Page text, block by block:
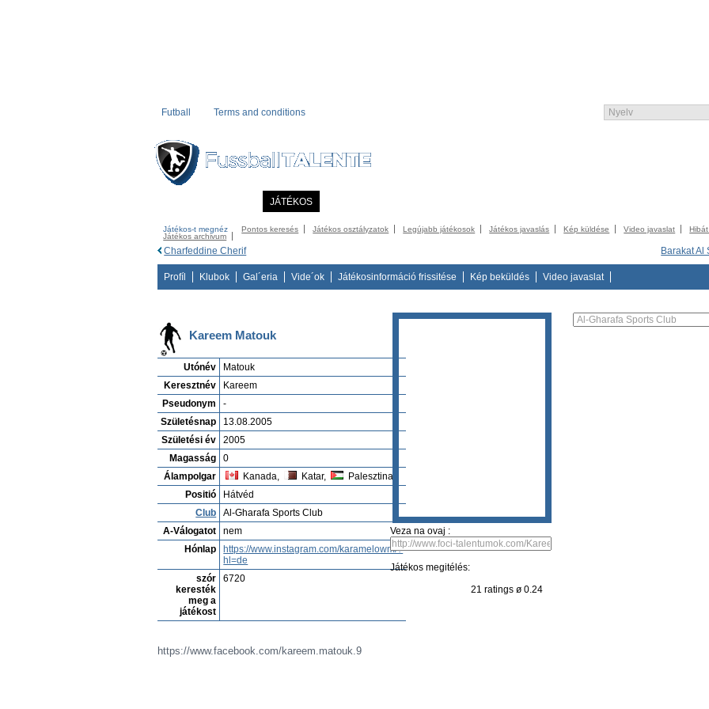
Futball Terms and conditions
JÁTÉKOS
Játékos-t megnéz Pontos keresés Játékos osztályzatok Legújabb játékosok Játékos javaslás Kép küldése Video javaslat
Játékos archivum
Barakat Al
Charfeddine Cherif
Profíl Klubok Gal´eria Vide´ok Játékosinformáció frissitése Kép beküldés Video javaslat
Kareem Matouk
Utónév
Matouk
Keresztnév
Kareem
Pseudonym
-
Születésnap
13.08.2005
Születési év
2005
Magasság
0
Álampolgar
Kanada, Katar,
Palesztina
Positió
Hátvéd
Club
Al-Gharafa Sports Club
A-Válogatot
nem
Hónlap
https://www.instagram.com/karamelowm/?
hl=de
szór
keresték
meg a
játékost
6720
Veza na ovaj :
Játékos megitélés:
21 ratings ø 0.24
https://www.facebook.com/kareem.matouk.9